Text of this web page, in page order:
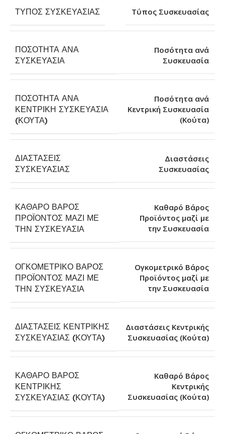
ΤΎΠΟΣ ΣΥΣΚΕΥΑΣΊΑΣ Τύπος Συσκευασίας
ΠΟΣΌΤΗΤΑ ΑΝΆ
ΣΥΣΚΕΥΑΣΊΑ
Ποσότητα ανά
Συσκευασία
ΠΟΣΌΤΗΤΑ ΑΝΆ
ΚΕΝΤΡΙΚΉ ΣΥΣΚΕΥΑΣΊΑ
(ΚΟΎΤΑ)
Ποσότητα ανά
Κεντρική Συσκευασία
(Κούτα)
ΔΙΑΣΤΆΣΕΙΣ
ΣΥΣΚΕΥΑΣΊΑΣ
Διαστάσεις
Συσκευασίας
ΚΑΘΑΡΌ ΒΆΡΟΣ
ΠΡΟΪΌΝΤΟΣ ΜΑΖΊ ΜΕ
ΤΗΝ ΣΥΣΚΕΥΑΣΊΑ
Καθαρό Βάρος
Προϊόντος μαζί με
την Συσκευασία
ΟΓΚΟΜΕΤΡΙΚΌ ΒΆΡΟΣ
ΠΡΟΪΌΝΤΟΣ ΜΑΖΊ ΜΕ
ΤΗΝ ΣΥΣΚΕΥΑΣΊΑ
Ογκομετρικό Βάρος
Προϊόντος μαζί με
την Συσκευασία
ΔΙΑΣΤΆΣΕΙΣ ΚΕΝΤΡΙΚΉΣ
ΣΥΣΚΕΥΑΣΊΑΣ (ΚΟΎΤΑ)
Διαστάσεις Κεντρικής
Συσκευασίας (Κούτα)
ΚΑΘΑΡΌ ΒΆΡΟΣ
ΚΕΝΤΡΙΚΉΣ
ΣΥΣΚΕΥΑΣΊΑΣ (ΚΟΎΤΑ)
Καθαρό Βάρος
Κεντρικής
Συσκευασίας (Κούτα)